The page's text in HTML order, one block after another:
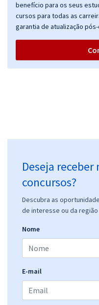
benefício para os seus
cursos para todas as
garantia de atualização
Deseja
concursos?
Descubra as
de interesse ou da
Nome
E-mail